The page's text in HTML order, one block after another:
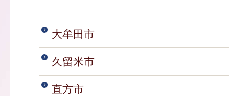
大牟田市
久留米市
直方市